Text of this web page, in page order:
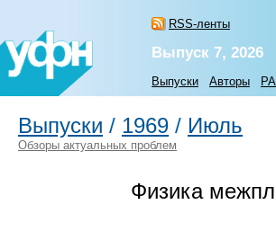
RSS-ленты
Выпуск 7, 2026
Выпуски Авторы
Выпуски / 1969 / Июль
Обзоры актуальных проблем
Физика